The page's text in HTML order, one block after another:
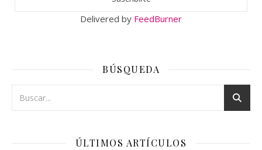
Delivered by FeedBurner
BÚSQUEDA
ÚLTIMOS ARTÍCULOS